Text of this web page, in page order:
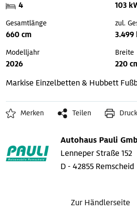
4 103
Gesamtlänge
660 cm
zul.
3.499
Modelljahr
2026
Breite
220
Markise Einzelbetten & Hubbett
Merken Teilen
Autohaus Pauli
Lenneper Straße 152
D - 42855 Remscheid
Zur Händlerseite